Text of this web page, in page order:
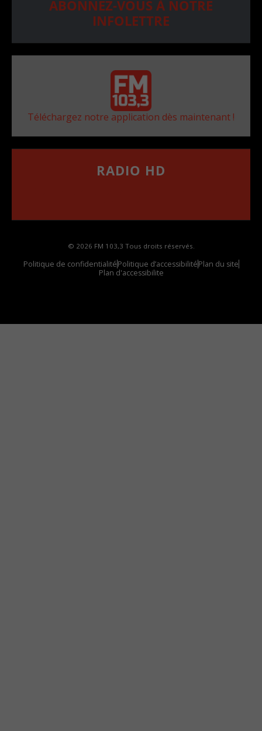
ABONNEZ-VOUS À NOTRE
INFOLETTRE
Téléchargez notre application dès maintenant !
RADIO HD
© 2026 FM 103,3 Tous droits réservés.
Politique de confidentialitéPolitique d’accessibilitéPlan du site
Plan d'accessibilite